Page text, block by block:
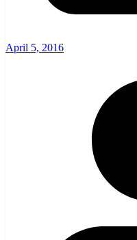
April 5, 2016